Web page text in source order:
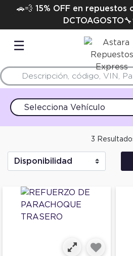
🚗💨 15% OFF en repuestos
☰
Selecciona Vehículo
3